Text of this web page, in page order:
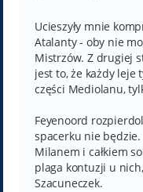
t
Ucieszyły mnie
Atalanty - oby nie
Mistrzów. Z drugiej
jest to, że każdy leje
części Mediolanu,
Feyenoord
spacerku nie będzie.
Milanem i całkiem
plaga kontuzji u
Szacuneczek.